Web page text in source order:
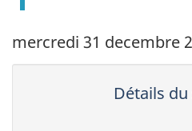
mercredi 31 decembre
Détails